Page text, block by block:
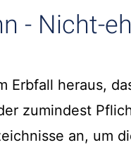
- Nicht-
Erbfall heraus,
zumindest
an, um